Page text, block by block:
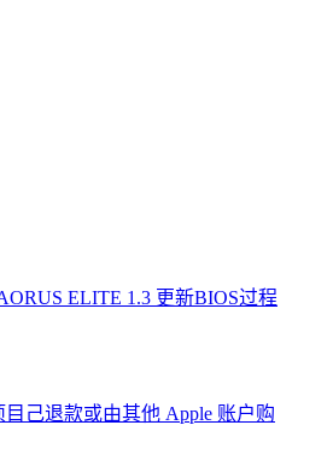
ELITE 1.3 更新BIOS过程
己退款或由其他 Apple 账户购